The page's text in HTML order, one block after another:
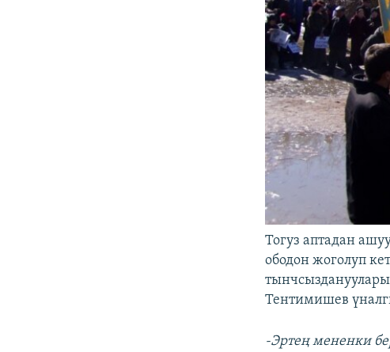
Тогуз аптадан
ободон жоголуп
Тентимишев
-Эртең мененки